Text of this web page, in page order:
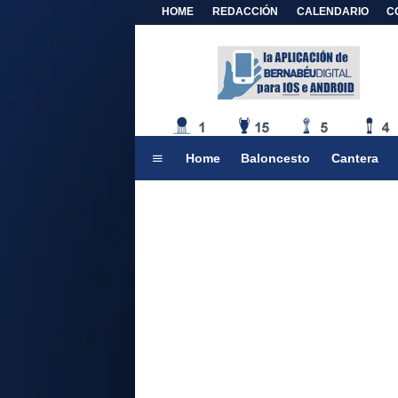
HOME REDACCIÓN CALENDARIO
Home Baloncesto Cantera